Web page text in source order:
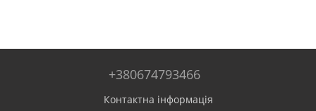
+380674793466
Контактна інформація